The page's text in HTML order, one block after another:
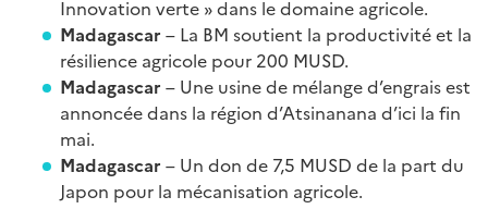
Innovation verte » dans le domaine agricole.
Madagascar – La BM soutient la productivité et la
résilience agricole pour 200 MUSD.
Madagascar – Une usine de mélange d’engrais est
annoncée dans la région d’Atsinanana d’ici la fin
mai.
Madagascar – Un don de 7,5 MUSD de la part du
Japon pour la mécanisation agricole.